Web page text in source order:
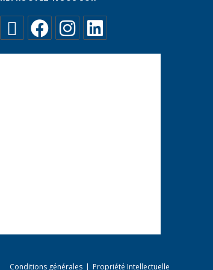
Conditions générales Propriété Intellectuelle